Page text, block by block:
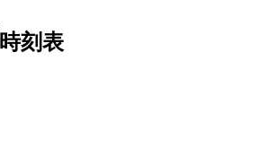
時刻表